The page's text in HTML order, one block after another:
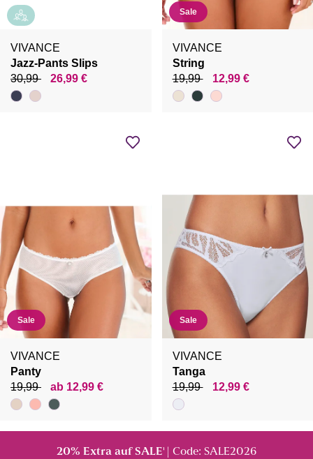
VIVANCE
Jazz-Pants Slips
30,99
26,99 €
Sale
VIVANCE
String
19,99
12,99 €
Sale
VIVANCE
Panty
19,99
ab 12,99 €
Sale
VIVANCE
Tanga
19,99
12,99 €
20% Extra auf SALE ¹ | Code: SALE2026